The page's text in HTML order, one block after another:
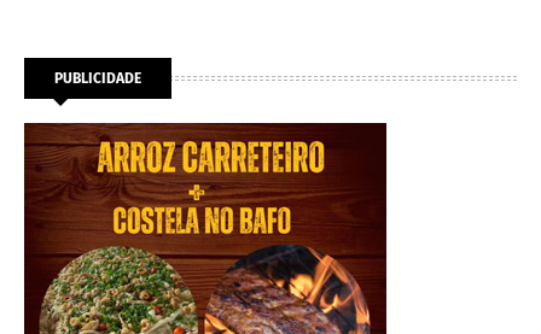
PUBLICIDADE